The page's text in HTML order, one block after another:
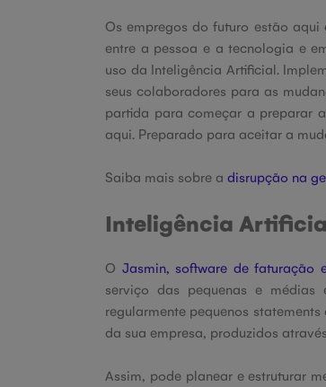
Os empregos do futuro estão
entre a pessoa e a tecnologia e
uso da Inteligência Artificial.
seus colaboradores para as
partida para começar a preparar
aqui. Preparado para aceitar a
Saiba mais sobre a disrupção na
Inteligência
O Jasmin, software defaturação
serviço das pequenas e médias
regularmente pequenos
da sua empresa, produzidos
Assim, pode planear e estruturar